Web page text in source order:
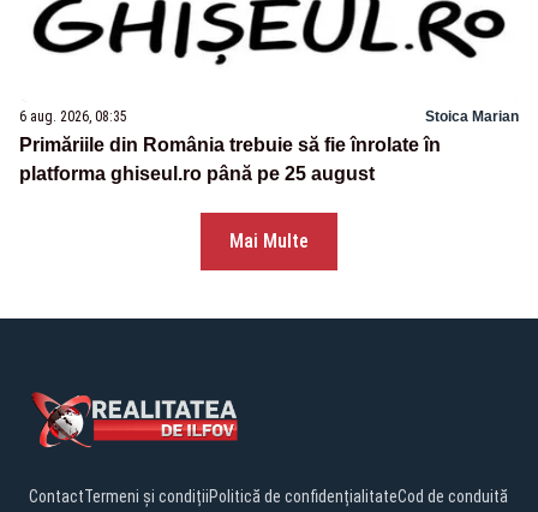
6 aug. 2026, 08:35 Stoica Marian
Primăriile din România trebuie să fie înrolate în
platforma ghiseul.ro până pe 25 august
Mai Multe
ContactTermeni și condițiiPolitică de confidențialitateCod de conduită